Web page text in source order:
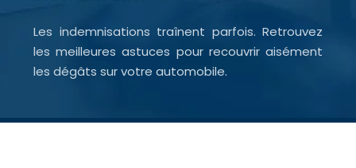
Les indemnisations traînent parfois. Retrouvez
les meilleures astuces pour recouvrir aisément
les dégâts sur votre automobile.